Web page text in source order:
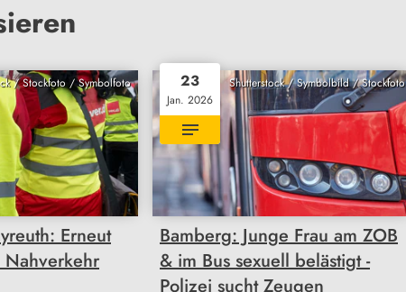
/ Stockfoto / Symbolfoto
Erneut
Nahverkehr
Shutterstock / Symbolbild / Stockfoto
23
Jan. 2026
Bamberg: Junge Frau am ZOB
& im Bus sexuell belästigt -
Polizei sucht Zeugen